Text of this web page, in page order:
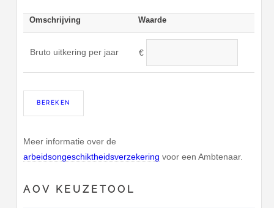
Omschrijving Waarde
Bruto uitkering per jaar €
Meer informatie over de
arbeidsongeschiktheidsverzekering voor een Ambtenaar.
AOV KEUZETOOL